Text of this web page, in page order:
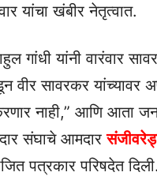
यांचा खंबीर नेतृत्वात.
गांधी यांनी वारंवार
वीर सावरकर
नाही,” आणि आता
संघाचे आमदार
पत्रकार परिषदेत दिली.